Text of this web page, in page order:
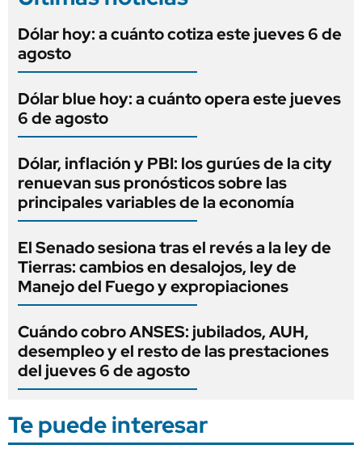
Dólar hoy: a cuánto cotiza este jueves 6 de
agosto
Dólar blue hoy: a cuánto opera este jueves
6 de agosto
Dólar, inflación y PBI: los gurúes de la city
renuevan sus pronósticos sobre las
principales variables de la economía
El Senado sesiona tras el revés a la ley de
Tierras: cambios en desalojos, ley de
Manejo del Fuego y expropiaciones
Cuándo cobro ANSES: jubilados, AUH,
desempleo y el resto de las prestaciones
del jueves 6 de agosto
Te puede interesar